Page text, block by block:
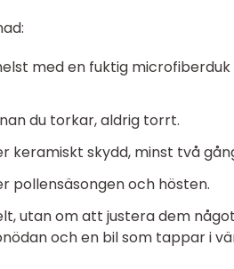
med en fuktig
du torkar, aldrig torrt.
keramiskt skydd, minst två
pollensäsongen och hösten.
utan om att justera dem
och en bil som tappar i